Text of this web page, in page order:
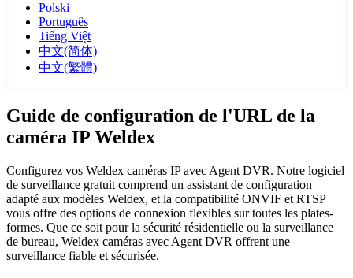
Polski
Português
Tiếng Việt
中文(简体)
中文(繁體)
Guide de configuration de l'URL de la
caméra IP Weldex
Configurez vos Weldex caméras IP avec Agent DVR. Notre logiciel
de surveillance gratuit comprend un assistant de configuration
adapté aux modèles Weldex, et la compatibilité ONVIF et RTSP
vous offre des options de connexion flexibles sur toutes les plates-
formes. Que ce soit pour la sécurité résidentielle ou la surveillance
de bureau, Weldex caméras avec Agent DVR offrent une
surveillance fiable et sécurisée.